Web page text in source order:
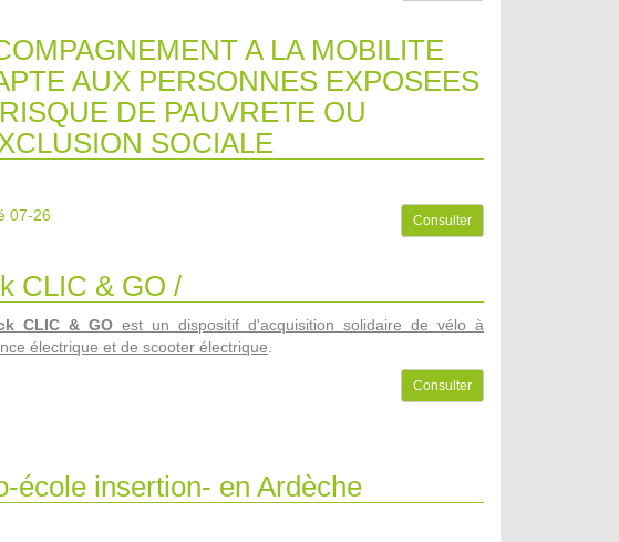
A LA MOBILITE
AUX PERSONNES EXPOSEES
DE PAUVRETE OU
SOCIALE
07-26 Consulter
CLIC & GO /
CLIC & GO est un dispositif d'acquisition solidaire de vélo à
électrique et de scooter électrique
Consulter
école insertion- en Ardèche